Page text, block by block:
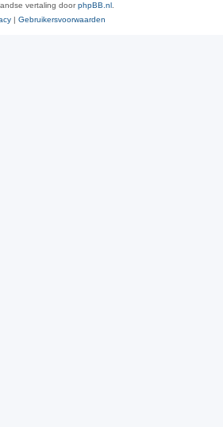
vertaling doorphpBB.nl
| Gebruikersvoorwaarden